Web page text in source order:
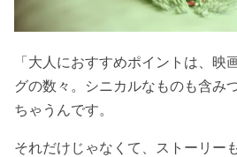
「大人におすすめポイントは、映
グの数々。シニカルなものも含み
ちゃうんです。
それだけじゃなくて、ストーリー